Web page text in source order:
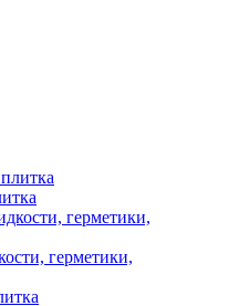
герметики,